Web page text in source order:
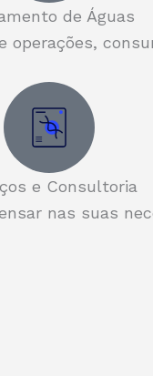
de Águas
operações,
e Consultoria
nas suas